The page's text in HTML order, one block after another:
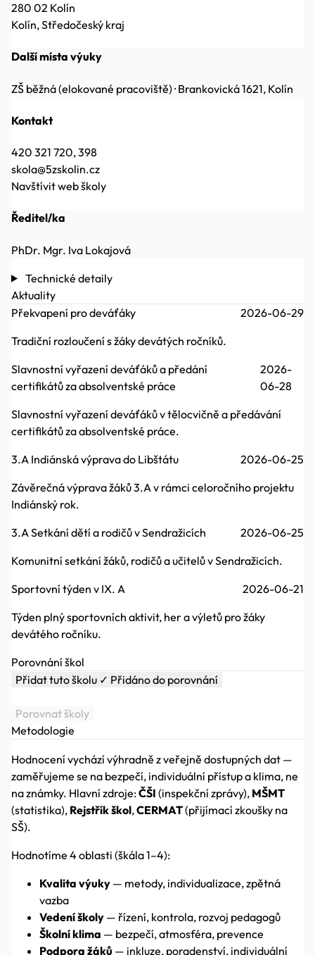
280 02 Kolín
Kolín, Středočeský kraj
Další místa výuky
ZŠ běžná (elokované pracoviště) · Brankovická 1621, Kolín
Kontakt
420 321 720, 398
skola@5zskolin.cz
Navštívit web školy
Ředitel/ka
PhDr. Mgr. Iva Lokajová
Technické detaily
Aktuality
Překvapení pro deváťáky
2026-06-29
Tradiční rozloučení s žáky devátých ročníků.
Slavnostní vyřazení deváťáků a předání
certifikátů za absolventské práce
2026-
06-28
Slavnostní vyřazení deváťáků v tělocvičně a předávání
certifikátů za absolventské práce.
3.A Indiánská výprava do Libštátu
2026-06-25
Závěrečná výprava žáků 3.A v rámci celoročního projektu
Indiánský rok.
3.A Setkání dětí a rodičů v Sendražicích
2026-06-25
Komunitní setkání žáků, rodičů a učitelů v Sendražicích.
Sportovní týden v IX. A
2026-06-21
Týden plný sportovních aktivit, her a výletů pro žáky
devátého ročníku.
Porovnání škol
Přidat tuto školu ✓ Přidáno do porovnání
Porovnat školy
Metodologie
Hodnocení vychází výhradně z veřejně dostupných dat —
zaměřujeme se na bezpečí, individuální přístup a klima, ne
na známky. Hlavní zdroje:ČŠI (inspekční zprávy), MŠMT
(statistika), Rejstřík škol,CERMAT(přijímací zkoušky na
SŠ).
Hodnotíme 4 oblasti (škála 1–4):
Kvalita výuky — metody, individualizace, zpětná
vazba
Vedení školy — řízení, kontrola, rozvoj pedagogů
Školní klima — bezpečí, atmosféra, prevence
Podpora žáků — inkluze, poradenství, individuální